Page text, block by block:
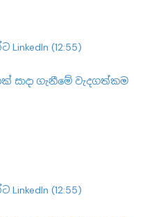
(12:55)
සාදා ගැනීමේ වැදගත්කම
(12:55)